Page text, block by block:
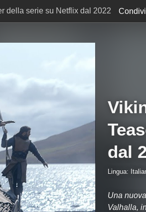
della serie su Netflix dal 2022
dal
Lingua:
Una
Valhalla,